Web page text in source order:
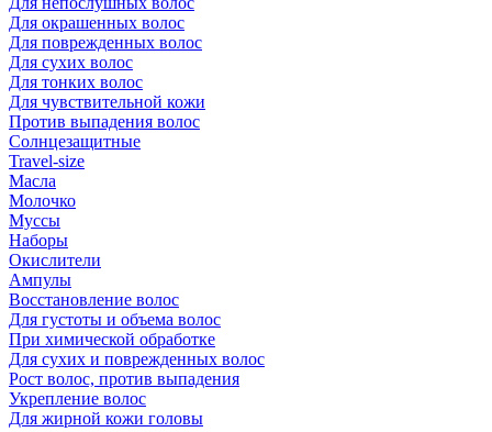
Для окрашенных волос
Для поврежденных волос
Для сухих волос
Для тонких волос
Для чувствительной кожи
Против выпадения волос
Солнцезащитные
Travel-size
Масла
Молочко
Муссы
Наборы
Окислители
Ампулы
Восстановление волос
Для густоты и объема волос
При химической обработке
Для сухих и поврежденных волос
Рост волос, против выпадения
Укрепление волос
Для жирной кожи головы